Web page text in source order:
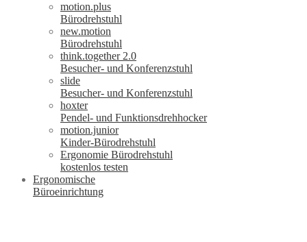
motion.plus
Bürodrehstuhl
new.motion
Bürodrehstuhl
think.together 2.0
Besucher- und Konferenzstuhl
slide
Besucher- und Konferenzstuhl
hoxter
Pendel- und Funktionsdrehhocker
motion.junior
Kinder-Bürodrehstuhl
Ergonomie Bürodrehstuhl
kostenlos testen
Ergonomische
Büroeinrichtung